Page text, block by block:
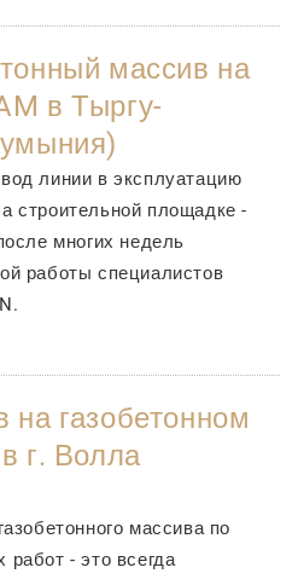
массив на
в Тыргу-
линии в эксплуатацию
строительной площадке -
многих недель
работы специалистов
газобетонном
г. Волла
массива по
- это всегда